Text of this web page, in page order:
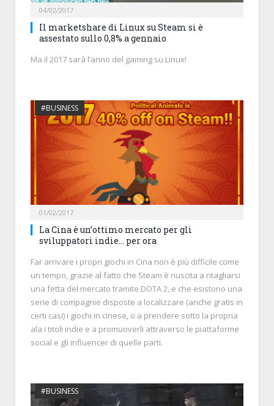
04/02/2017
Il marketshare di Linux su Steam si è
assestato sullo 0,8% a gennaio
Ma il 2017 sarà l’anno del gaming su Linux!
#BUSINESS
01/02/2017
La Cina è un’ottimo mercato per gli
sviluppatori indie… per ora
Far arrivare i propri giochi in Cina non è più difficile come
un tempo, grazie al fatto che Steam è riuscita a ritagliarsi
una fetta del mercato tramite DOTA 2, e che esistono una
serie di compagnie disposte a localizzare (anche gratis in
certi casi) i giochi in cinese, o a prendere sotto la propria
ala i titoli indie e a promuoverli attraverso le piattaforme
social e gli influencer di quelle parti.
#BUSINESS